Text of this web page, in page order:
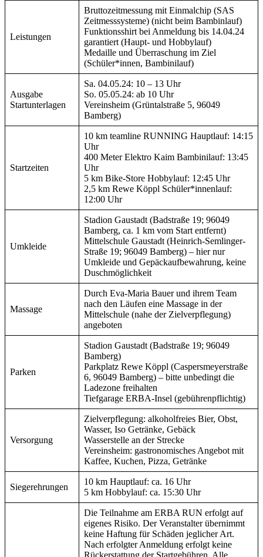
Leistungen
Bruttozeitmessung mit Einmalchip (SAS
Zeitmesssysteme) (nicht beim Bambinlauf)
Funktionsshirt bei Anmeldung bis 14.04.24
garantiert (Haupt- und Hobbylauf)
Medaille und Überraschung im Ziel
(Schüler*innen, Bambinilauf)
Ausgabe
Startunterlagen
Sa. 04.05.24: 10 – 13 Uhr
So. 05.05.24: ab 10 Uhr
Vereinsheim (Grüntalstraße 5, 96049
Bamberg)
Startzeiten
10 km teamline RUNNING Hauptlauf: 14:15
Uhr
400 Meter Elektro Kaim Bambinilauf: 13:45
Uhr
5 km Bike-Store Hobbylauf: 12:45 Uhr
2,5 km Rewe Köppl Schüler*innenlauf:
12:00 Uhr
Umkleide
Stadion Gaustadt (Badstraße 19; 96049
Bamberg, ca. 1 km vom Start entfernt)
Mittelschule Gaustadt (Heinrich-Semlinger-
Straße 19; 96049 Bamberg) – hier nur
Umkleide und Gepäckaufbewahrung, keine
Duschmöglichkeit
Massage
Durch Eva-Maria Bauer und ihrem Team
nach den Läufen eine Massage in der
Mittelschule (nahe der Zielverpflegung)
angeboten
Parken
Stadion Gaustadt (Badstraße 19; 96049
Bamberg)
Parkplatz Rewe Köppl (Caspersmeyerstraße
6, 96049 Bamberg) – bitte unbedingt die
Ladezone freihalten
Tiefgarage ERBA-Insel (gebührenpflichtig)
Versorgung
Zielverpflegung: alkoholfreies Bier, Obst,
Wasser, Iso Getränke, Gebäck
Wasserstelle an der Strecke
Vereinsheim: gastronomisches Angebot mit
Kaffee, Kuchen, Pizza, Getränke
Siegerehrungen
10 km Hauptlauf: ca. 16 Uhr
5 km Hobbylauf: ca. 15:30 Uhr
Die Teilnahme am ERBA RUN erfolgt auf
eigenes Risiko. Der Veranstalter übernimmt
keine Haftung für Schäden jeglicher Art.
Nach erfolgter Anmeldung erfolgt keine
Rückerstattung der Startgebühren. Alle